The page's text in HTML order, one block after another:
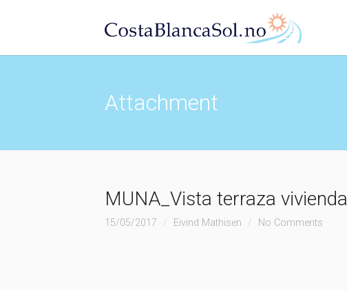
Attachment
MUNA_Vista terraza vivienda
15/05/2017 Eivind Mathisen No Comments